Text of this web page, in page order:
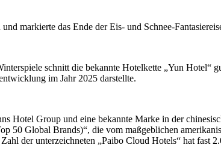
markierte das Ende der Eis- und Schnee-
schnitt die bekannte Hotelkette „Yun Hotel“
im Jahr 2025 darstellte.
Group und eine bekannte Marke in der
Global Brands)“, die vom maßgeblichen
der unterzeichneten „Paibo Cloud Hotels“ hat fast